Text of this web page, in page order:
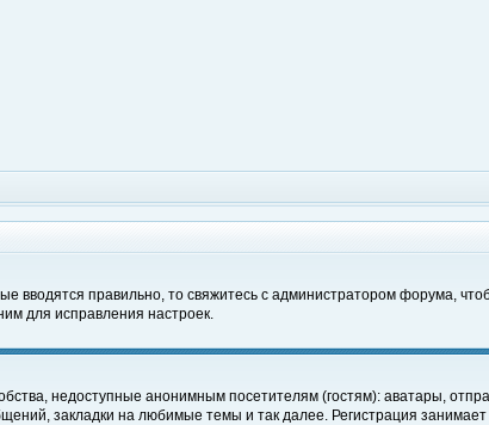
вводятся правильно, то свяжитесь с администратором форума,
для исправления настроек.
недоступные анонимным посетителям (гостям): аватары,
закладки на любимые темы и так далее. Регистрация занимает